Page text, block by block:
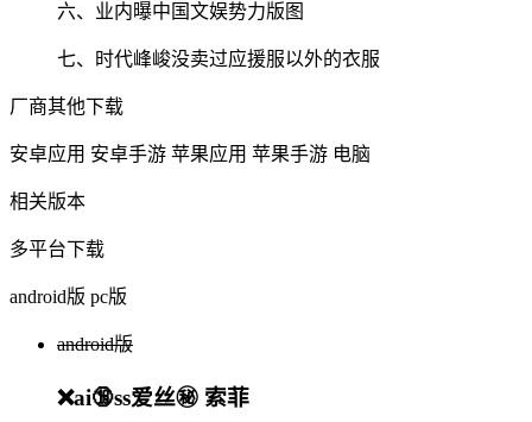
六、业内曝中国文娱势力版图
七、时代峰峻没卖过应援服以外的衣服
厂商其他下载
安卓应用 安卓手游 苹果应用 苹果手游 电脑
相关版本
多平台下载
android版 pc版
android版
❌ai🔞ss爱丝㊙️ 索菲